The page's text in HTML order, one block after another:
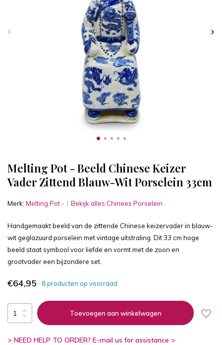
Melting Pot - Beeld Chinese Keizer
Vader Zittend Blauw-Wit Porselein 33cm
Merk: Melting Pot - Bekijk alles Chinees Porselein
Handgemaakt beeld van de zittende Chinese keizervader in blauw-
wit geglazuurd porselein met vintage uitstraling. Dit 33 cm hoge
beeld staat symbool voor liefde en vormt met de zoon en
grootvader een bijzondere set.
€64,95 8 producten op voorraad
Toevoegen aan winkelwagen
> NEED HELP TO ORDER? E-mail us for assistance >